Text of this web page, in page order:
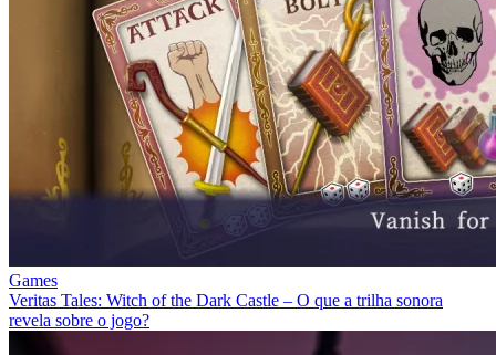
Games
Veritas Tales: Witch of the Dark Castle – O que a trilha sonora
revela sobre o jogo?